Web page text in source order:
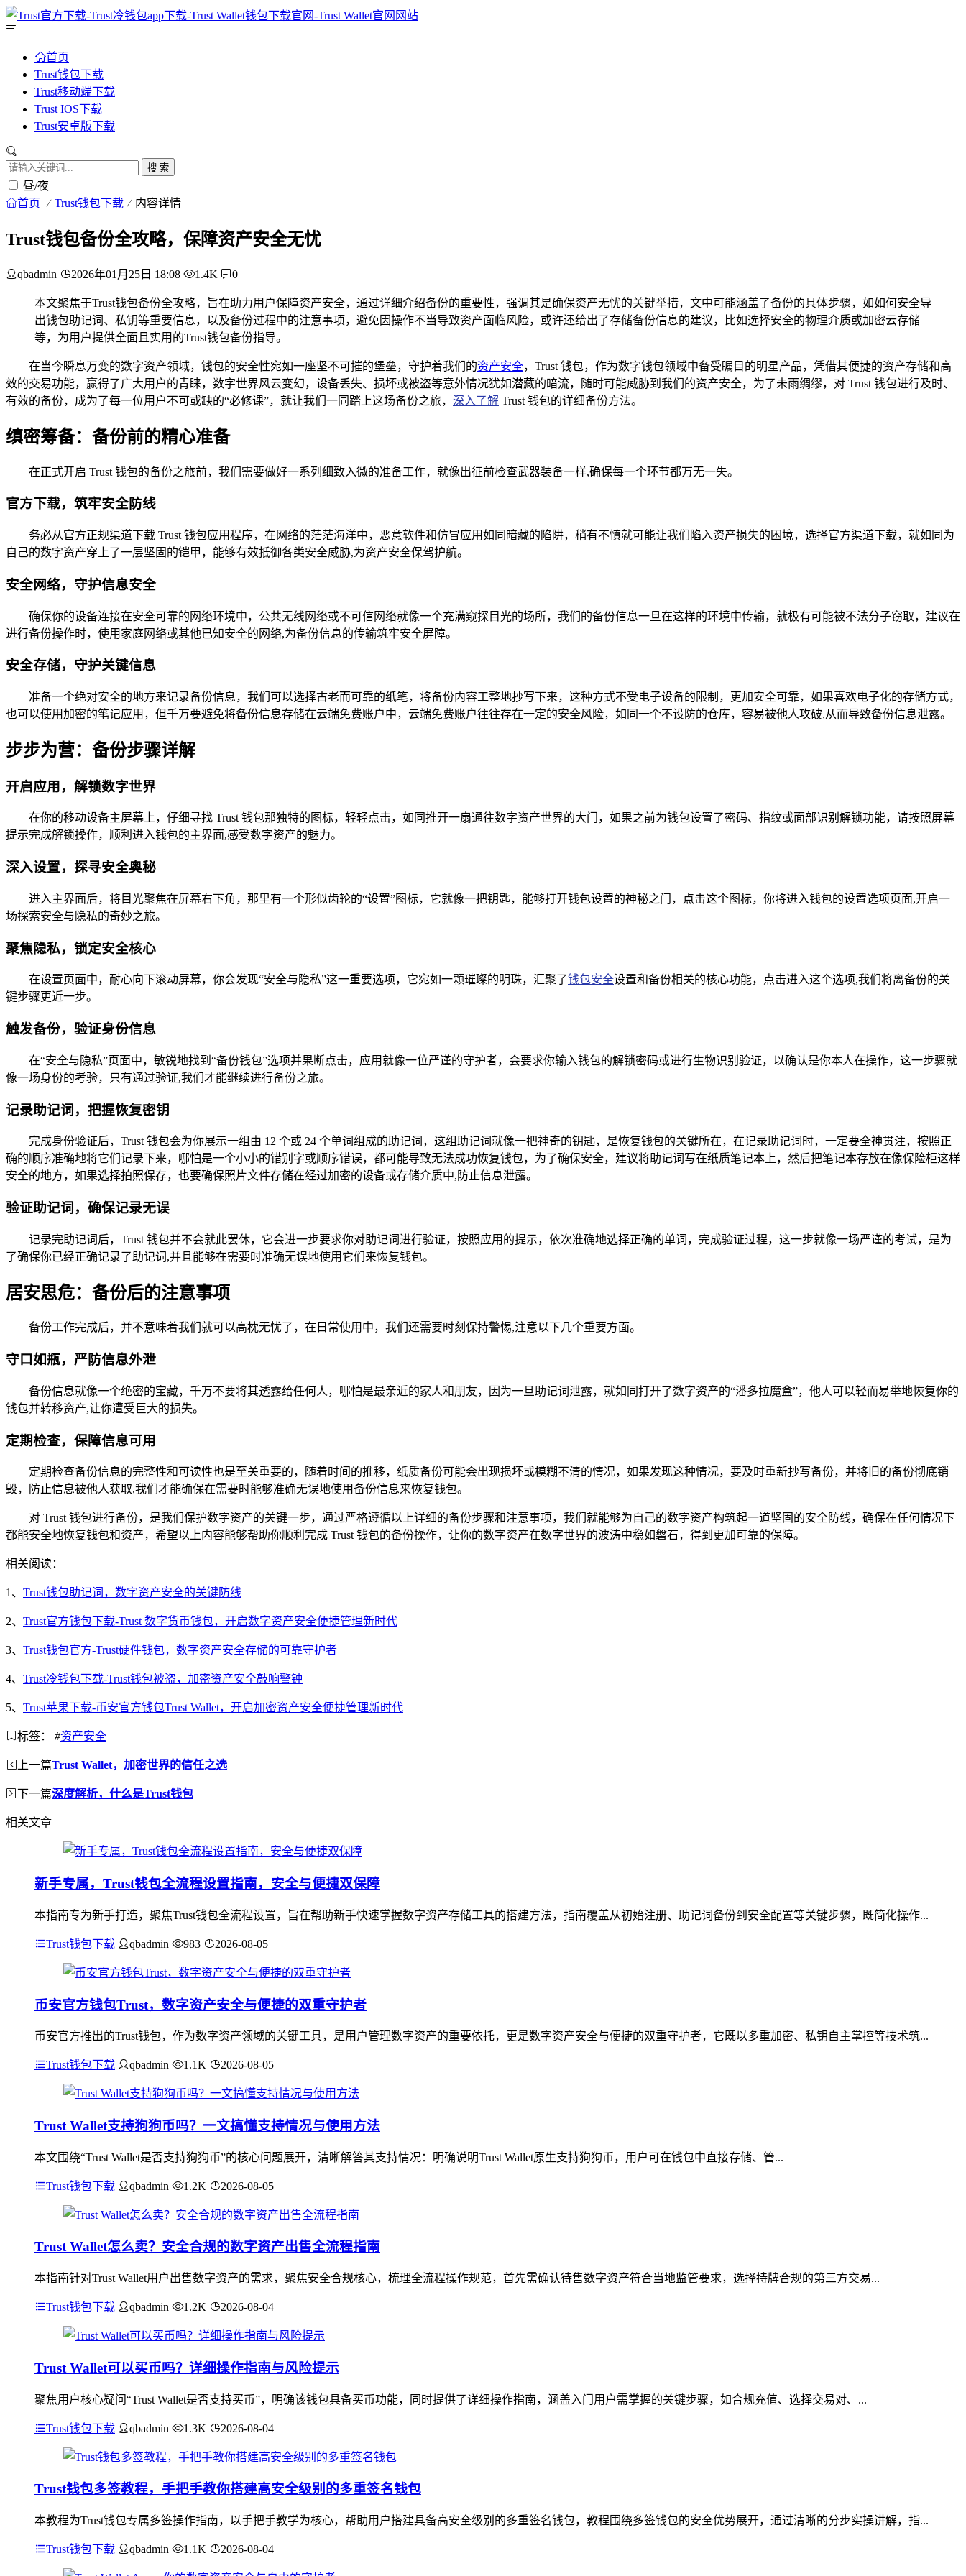
首页
Trust钱包下载
Trust移动端下载
Trust IOS下载
Trust安卓版下载
搜 索
昼/夜
首页 Trust钱包下载 内容详情
Trust钱包备份全攻略，保障资产安全无忧
qbadmin 2026年01月25日 18:08 1.4K 0
本文聚焦于Trust钱包备份全攻略，旨在助力用户保障资产安全，通过详细介绍备份的重要性，强调其是确保资产无忧的关键举措，文中可能涵盖了备份的具体步骤，如如何安全导
出钱包助记词、私钥等重要信息，以及备份过程中的注意事项，避免因操作不当导致资产面临风险，或许还给出了存储备份信息的建议，比如选择安全的物理介质或加密云存储
等，为用户提供全面且实用的Trust钱包备份指导。
在当今瞬息万变的数字资产领域，钱包的安全性宛如一座坚不可摧的堡垒，守护着我们的资产安全，Trust 钱包，作为数字钱包领域中备受瞩目的明星产品，凭借其便捷的资产存储和高
效的交易功能，赢得了广大用户的青睐，数字世界风云变幻，设备丢失、损坏或被盗等意外情况犹如潜藏的暗流，随时可能威胁到我们的资产安全，为了未雨绸缪，对 Trust 钱包进行及时、
有效的备份，成为了每一位用户不可或缺的“必修课”，就让我们一同踏上这场备份之旅， 深入了解 Trust 钱包的详细备份方法。
缜密筹备：备份前的精心准备
在正式开启 Trust 钱包的备份之旅前，我们需要做好一系列细致入微的准备工作，就像出征前检查武器装备一样,确保每一个环节都万无一失。
官方下载，筑牢安全防线
务必从官方正规渠道下载 Trust 钱包应用程序，在网络的茫茫海洋中，恶意软件和仿冒应用如同暗藏的陷阱，稍有不慎就可能让我们陷入资产损失的困境，选择官方渠道下载，就如同为
自己的数字资产穿上了一层坚固的铠甲，能够有效抵御各类安全威胁,为资产安全保驾护航。
安全网络，守护信息安全
确保你的设备连接在安全可靠的网络环境中，公共无线网络或不可信网络就像一个充满窥探目光的场所，我们的备份信息一旦在这样的环境中传输，就极有可能被不法分子窃取，建议在
进行备份操作时，使用家庭网络或其他已知安全的网络,为备份信息的传输筑牢安全屏障。
安全存储，守护关键信息
准备一个绝对安全的地方来记录备份信息，我们可以选择古老而可靠的纸笔，将备份内容工整地抄写下来，这种方式不受电子设备的限制，更加安全可靠，如果喜欢电子化的存储方式，
也可以使用加密的笔记应用，但千万要避免将备份信息存储在云端免费账户中，云端免费账户往往存在一定的安全风险，如同一个不设防的仓库，容易被他人攻破,从而导致备份信息泄露。
步步为营：备份步骤详解
开启应用，解锁数字世界
在你的移动设备主屏幕上，仔细寻找 Trust 钱包那独特的图标，轻轻点击，如同推开一扇通往数字资产世界的大门，如果之前为钱包设置了密码、指纹或面部识别解锁功能，请按照屏幕
提示完成解锁操作，顺利进入钱包的主界面,感受数字资产的魅力。
深入设置，探寻安全奥秘
进入主界面后，将目光聚焦在屏幕右下角，那里有一个形似齿轮的“设置”图标，它就像一把钥匙，能够打开钱包设置的神秘之门，点击这个图标，你将进入钱包的设置选项页面,开启一
场探索安全与隐私的奇妙之旅。
聚焦隐私，锁定安全核心
在设置页面中，耐心向下滚动屏幕，你会发现“安全与隐私”这一重要选项，它宛如一颗璀璨的明珠，汇聚了钱包安全设置和备份相关的核心功能，点击进入这个选项,我们将离备份的关
键步骤更近一步。
触发备份，验证身份信息
在“安全与隐私”页面中，敏锐地找到“备份钱包”选项并果断点击，应用就像一位严谨的守护者，会要求你输入钱包的解锁密码或进行生物识别验证，以确认是你本人在操作，这一步骤就
像一场身份的考验，只有通过验证,我们才能继续进行备份之旅。
记录助记词，把握恢复密钥
完成身份验证后，Trust 钱包会为你展示一组由 12 个或 24 个单词组成的助记词，这组助记词就像一把神奇的钥匙，是恢复钱包的关键所在，在记录助记词时，一定要全神贯注，按照正
确的顺序准确地将它们记录下来，哪怕是一个小小的错别字或顺序错误，都可能导致无法成功恢复钱包，为了确保安全，建议将助记词写在纸质笔记本上，然后把笔记本存放在像保险柜这样
安全的地方，如果选择拍照保存，也要确保照片文件存储在经过加密的设备或存储介质中,防止信息泄露。
验证助记词，确保记录无误
记录完助记词后，Trust 钱包并不会就此罢休，它会进一步要求你对助记词进行验证，按照应用的提示，依次准确地选择正确的单词，完成验证过程，这一步就像一场严谨的考试，是为
了确保你已经正确记录了助记词,并且能够在需要时准确无误地使用它们来恢复钱包。
居安思危：备份后的注意事项
备份工作完成后，并不意味着我们就可以高枕无忧了，在日常使用中，我们还需要时刻保持警惕,注意以下几个重要方面。
守口如瓶，严防信息外泄
备份信息就像一个绝密的宝藏，千万不要将其透露给任何人，哪怕是最亲近的家人和朋友，因为一旦助记词泄露，就如同打开了数字资产的“潘多拉魔盒”，他人可以轻而易举地恢复你的
钱包并转移资产,让你遭受巨大的损失。
定期检查，保障信息可用
定期检查备份信息的完整性和可读性也是至关重要的，随着时间的推移，纸质备份可能会出现损坏或模糊不清的情况，如果发现这种情况，要及时重新抄写备份，并将旧的备份彻底销
毁，防止信息被他人获取,我们才能确保在需要时能够准确无误地使用备份信息来恢复钱包。
对 Trust 钱包进行备份，是我们保护数字资产的关键一步，通过严格遵循以上详细的备份步骤和注意事项，我们就能够为自己的数字资产构筑起一道坚固的安全防线，确保在任何情况下
都能安全地恢复钱包和资产，希望以上内容能够帮助你顺利完成 Trust 钱包的备份操作，让你的数字资产在数字世界的波涛中稳如磐石，得到更加可靠的保障。
相关阅读：
1、 Trust钱包助记词，数字资产安全的关键防线
2、 Trust官方钱包下载-Trust 数字货币钱包，开启数字资产安全便捷管理新时代
3、 Trust钱包官方-Trust硬件钱包，数字资产安全存储的可靠守护者
4、 Trust冷钱包下载-Trust钱包被盗，加密资产安全敲响警钟
5、 Trust苹果下载-币安官方钱包Trust Wallet，开启加密资产安全便捷管理新时代
标签： #资产安全
上一篇Trust Wallet，加密世界的信任之选
下一篇深度解析，什么是Trust钱包
相关文章
新手专属，Trust钱包全流程设置指南，安全与便捷双保障
本指南专为新手打造，聚焦Trust钱包全流程设置，旨在帮助新手快速掌握数字资产存储工具的搭建方法，指南覆盖从初始注册、助记词备份到安全配置等关键步骤，既简化操作...
Trust钱包下载 qbadmin 983 2026-08-05
币安官方钱包Trust，数字资产安全与便捷的双重守护者
币安官方推出的Trust钱包，作为数字资产领域的关键工具，是用户管理数字资产的重要依托，更是数字资产安全与便捷的双重守护者，它既以多重加密、私钥自主掌控等技术筑...
Trust钱包下载 qbadmin 1.1K 2026-08-05
Trust Wallet支持狗狗币吗？一文搞懂支持情况与使用方法
本文围绕“Trust Wallet是否支持狗狗币”的核心问题展开，清晰解答其支持情况：明确说明Trust Wallet原生支持狗狗币，用户可在钱包中直接存储、管...
Trust钱包下载 qbadmin 1.2K 2026-08-05
Trust Wallet怎么卖？安全合规的数字资产出售全流程指南
本指南针对Trust Wallet用户出售数字资产的需求，聚焦安全合规核心，梳理全流程操作规范，首先需确认待售数字资产符合当地监管要求，选择持牌合规的第三方交易...
Trust钱包下载 qbadmin 1.2K 2026-08-04
Trust Wallet可以买币吗？详细操作指南与风险提示
聚焦用户核心疑问“Trust Wallet是否支持买币”，明确该钱包具备买币功能，同时提供了详细操作指南，涵盖入门用户需掌握的关键步骤，如合规充值、选择交易对、...
Trust钱包下载 qbadmin 1.3K 2026-08-04
Trust钱包多签教程，手把手教你搭建高安全级别的多重签名钱包
本教程为Trust钱包专属多签操作指南，以手把手教学为核心，帮助用户搭建具备高安全级别的多重签名钱包，教程围绕多签钱包的安全优势展开，通过清晰的分步实操讲解，指...
Trust钱包下载 qbadmin 1.1K 2026-08-04